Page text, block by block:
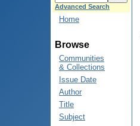
Advanced Search
Home
Browse
Communities
& Collections
Issue Date
Author
Title
Subject